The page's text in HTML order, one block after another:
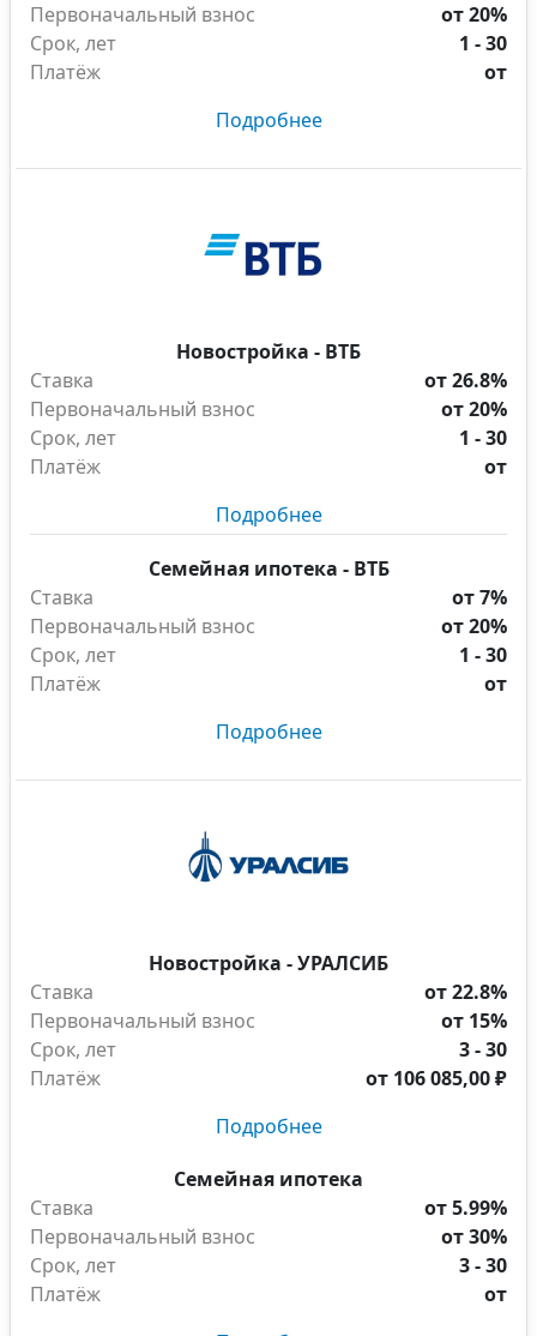
Первоначальный взнос
от 20%
Срок, лет
1 - 30
Платёж
от
Подробнее
Новостройка - ВТБ
Ставка
от 26.8%
Первоначальный взнос
от 20%
Срок, лет
1 - 30
Платёж
от
Подробнее
Семейная ипотека - ВТБ
Ставка
от 7%
Первоначальный взнос
от 20%
Срок, лет
1 - 30
Платёж
от
Подробнее
Новостройка - УРАЛСИБ
Ставка
от 22.8%
Первоначальный взнос
от 15%
Срок, лет
3 - 30
Платёж
от 106 085,00 ₽
Подробнее
Семейная ипотека
Ставка
от 5.99%
Первоначальный взнос
от 30%
Срок, лет
3 - 30
Платёж
от